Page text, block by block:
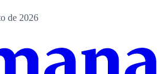
de 2026